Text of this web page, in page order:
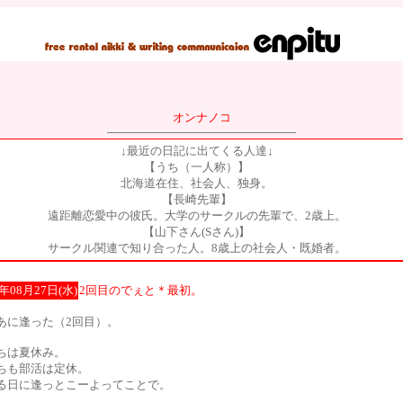
オンナノコ
↓最近の日記に出てくる人達↓
【うち（一人称）】
北海道在住、社会人、独身。
【長崎先輩】
遠距離恋愛中の彼氏。大学のサークルの先輩で、2歳上。
【山下さん(Sさん)】
サークル関連で知り合った人。8歳上の社会人・既婚者。
08月27日(水)2回目のでぇと＊最初。
に逢った（2回目）。
は夏休み。
も部活は定休。
日に逢っとこーよってことで。